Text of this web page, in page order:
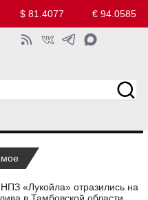
$ 81.4077 € 94.0585
«Лукойла» отразились на